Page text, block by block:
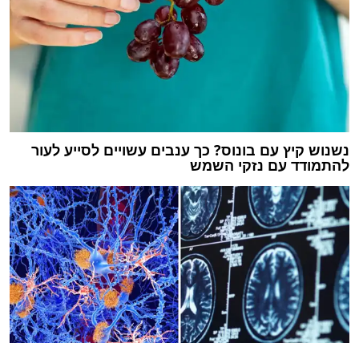
נשנוש קיץ עם בונוס? כך ענבים עשויים לסייע לעור
להתמודד עם נזקי השמש